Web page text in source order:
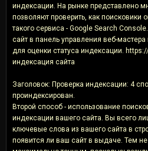
индексации. На рынке представлено
позволяют проверить, как поисковики
такого сервиса - Google Search
сайт в панель управления веб-
для оценки статуса индексации.
индексация сайта
Заголовок: Проверка индексации: 4
проиндексирован.
Второй способ - использование
индексации вашего сайта. Вы всего
ключевые слова из вашего сайта в
появится ли ваш сайт в выдаче. Тем